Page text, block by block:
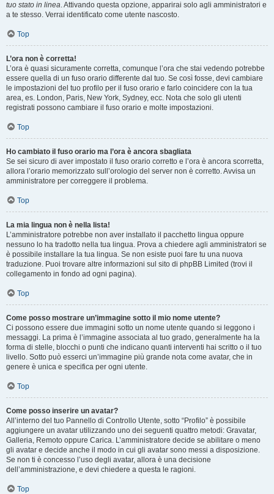
tuo stato in linea. Attivando questa opzione, apparirai solo agli amministratori e
a te stesso. Verrai identificato come utente nascosto.
Top
L’ora non è corretta!
L’ora è quasi sicuramente corretta, comunque l’ora che stai vedendo potrebbe
essere quella di un fuso orario differente dal tuo. Se così fosse, devi cambiare
le impostazioni del tuo profilo per il fuso orario e farlo coincidere con la tua
area, es. London, Paris, New York, Sydney, ecc. Nota che solo gli utenti
registrati possono cambiare il fuso orario e molte impostazioni.
Top
Ho cambiato il fuso orario ma l’ora è ancora sbagliata
Se sei sicuro di aver impostato il fuso orario corretto e l’ora è ancora scorretta,
allora l’orario memorizzato sull’orologio del server non è corretto. Avvisa un
amministratore per correggere il problema.
Top
La mia lingua non è nella lista!
L’amministratore potrebbe non aver installato il pacchetto lingua oppure
nessuno lo ha tradotto nella tua lingua. Prova a chiedere agli amministratori se
è possibile installare la tua lingua. Se non esiste puoi fare tu una nuova
traduzione. Puoi trovare altre informazioni sul sito di phpBB Limited (trovi il
collegamento in fondo ad ogni pagina).
Top
Come posso mostrare un’immagine sotto il mio nome utente?
Ci possono essere due immagini sotto un nome utente quando si leggono i
messaggi. La prima è l’immagine associata al tuo grado, generalmente ha la
forma di stelle, blocchi o punti che indicano quanti interventi hai scritto o il tuo
livello. Sotto può esserci un’immagine più grande nota come avatar, che in
genere è unica e specifica per ogni utente.
Top
Come posso inserire un avatar?
All’interno del tuo Pannello di Controllo Utente, sotto “Profilo” è possibile
aggiungere un avatar utilizzando uno dei seguenti quattro metodi: Gravatar,
Galleria, Remoto oppure Carica. L’amministratore decide se abilitare o meno
gli avatar e decide anche il modo in cui gli avatar sono messi a disposizione.
Se non ti è concesso l’uso degli avatar, allora è una decisione
dell’amministrazione, e devi chiedere a questa le ragioni.
Top